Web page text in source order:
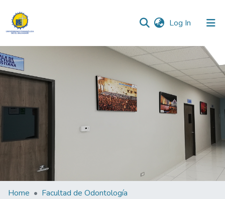
Log In (current)
Communities & Collections
All of DSpace
Home
Facultad de Odontología